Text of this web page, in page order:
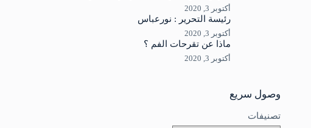
أكتوبر 3, 2020
رئيسة التحرير : نورعباس
أكتوبر 3, 2020
ماذا عن تقرحات الفم ؟
أكتوبر 3, 2020
وصول سريع
تصنيفات